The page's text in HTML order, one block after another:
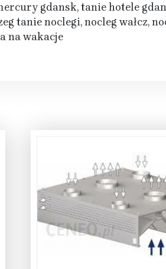
gdansk, tanie hotele
tanie noclegi, nocleg wałcz,
na wakacje